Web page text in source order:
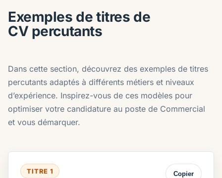
Exemples de titres de
CV percutants
Dans cette section, découvrez des exemples de titres
percutants adaptés à différents métiers et niveaux
d’expérience. Inspirez-vous de ces modèles pour
optimiser votre candidature au poste de Commercial
et vous démarquer.
TITRE 1 Copier